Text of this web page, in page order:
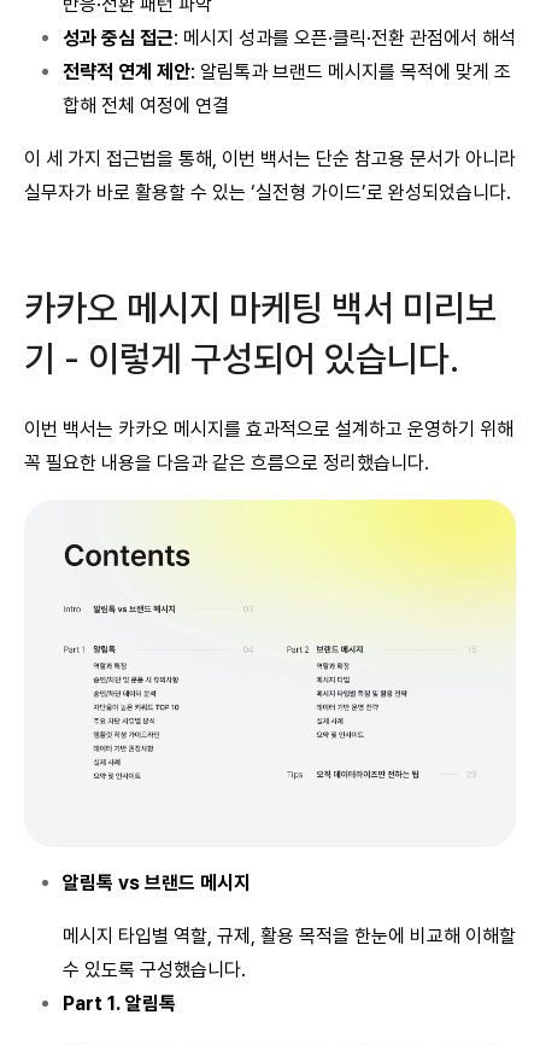
성과 중심 접근: 메시지 성과를 오픈·클릭·전환 관점에서 해석
전략적 연계 제안: 알림톡과 브랜드 메시지를 목적에 맞게 조
합해 전체 여정에 연결
이 세 가지 접근법을 통해, 이번 백서는 단순 참고용 문서가 아니라
실무자가 바로 활용할 수 있는 ‘실전형 가이드’로 완성되었습니다.
카카오 메시지 마케팅 백서 미리보
기 - 이렇게 구성되어 있습니다.
이번 백서는 카카오 메시지를 효과적으로 설계하고 운영하기 위해
꼭 필요한 내용을 다음과 같은 흐름으로 정리했습니다.
알림톡 vs 브랜드 메시지
메시지 타입별 역할, 규제, 활용 목적을 한눈에 비교해 이해할
수 있도록 구성했습니다.
Part 1. 알림톡